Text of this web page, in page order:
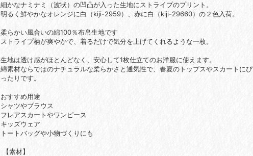
細かなナミナミ（波状）の凹凸が入った生地にストライプのプリント。
明るく鮮やかなオレンジに白（kiji-2959）、赤に白（kiji-29660）の２色入荷。
柔らかい風合いの綿100％布帛生地です
ストライプ柄が爽やかで、着るだけで気分を上げてくれるような一枚。
生地は透け感がほとんどなく、安心して1枚仕立てのお洋服に使えます。
綿素材ならではのナチュラルな柔らかさと通気性で、春夏のトップスやスカートにぴ
ったりです。
おすすめ用途
シャツやブラウス
フレアスカートやワンピース
キッズウェア
トートバッグや小物づくりにも
【素材】